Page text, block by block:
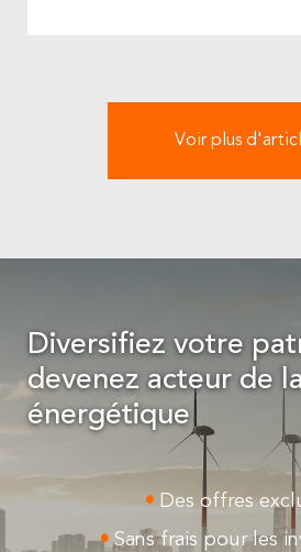
Voir plus
Diversifiez votre
devenez acteur de
énergétique
Des offres
Sans frais pour les